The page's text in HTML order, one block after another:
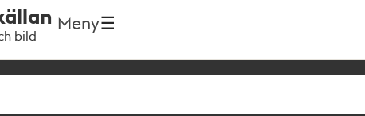
bild
Meny